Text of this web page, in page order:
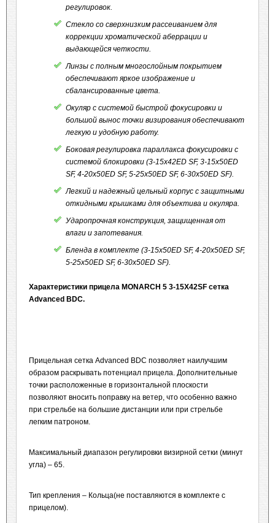
регулировок.
Стекло со сверхнизким рассеиванием для
коррекции хроматической аберрации и
выдающейся четкости.
Линзы с полным многослойным покрытием
обеспечивают яркое изображение и
сбалансированные цвета.
Окуляр с системой быстрой фокусировки и
большой вынос точки визирования обеспечивают
легкую и удобную работу.
Боковая регулировка параллакса фокусировки с
системой блокировки (3-15x42ED SF, 3-15x50ED
SF, 4-20x50ED SF, 5-25x50ED SF, 6-30x50ED SF).
Легкий и надежный цельный корпус с защитными
откидными крышками для объектива и окуляра.
Ударопрочная конструкция, защищенная от
влаги и запотевания.
Бленда в комплекте (3-15x50ED SF, 4-20x50ED SF,
5-25x50ED SF, 6-30x50ED SF).
Характеристики прицела MONARCH 5 3-15X42SF сетка
Advanced BDC.
Прицельная сетка Advanced BDC позволяет наилучшим
образом раскрывать потенциал прицела. Дополнительные
точки расположенные в горизонтальной плоскости
позволяют вносить поправку на ветер, что особенно важно
при стрельбе на большие дистанции или при стрельбе
легким патроном.
Максимальный диапазон регулировки визирной сетки (минут
угла) – 65.
Тип крепления – Кольца(не поставляются в комплекте с
прицелом).